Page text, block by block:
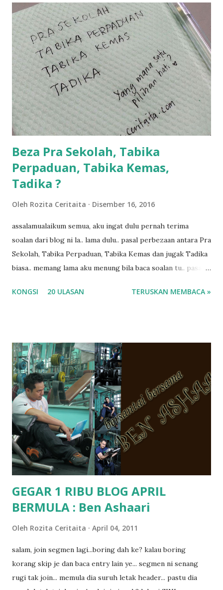
balik keja aku ajak la shah singgah Giant beli barang
sikit...dalam perjalanan dari dalam kereta tu biasalah kan
kami memang akan pimpin anak-anak jalan sampai masuk
dalam... dan kebiasanya bagi anak 4 macam kami ni bahagi-
bahagi lah siapa nak pimpin siapa... dan biasanya aku akan
dukung adik hadi sambil pimpin kakak husna... yang abg
ngah dengan abg long terserah pada shah la pulak.. tapi
kalau ikut anak-anak semua nak ummi pimpin... ajer rebeh
ba...
Beza Pra Sekolah, Tabika
Perpaduan, Tabika Kemas,
Tadika ?
Oleh Rozita Ceritaita Disember 16, 2016
assalamualaikum semua, aku ingat dulu pernah terima
soalan dari blog ni la.. lama dulu.. pasal perbezaan antara Pra
Sekolah, Tabika Perpaduan, Tabika Kemas dan jugak Tadika
biasa.. memang lama aku menung bila baca soalan tu.. pasal
ko.. masa tu aku baru je ada anak sorang dan aku hentam je
tanya sapa-sapa pun masa tu.. bila fikir-fikirkan balik terasa
jugak masa alahai teruknya kami sebagai ibubapa.. dan kami
terasa jugak semakin teruk bila abg long dah masuk 2 tahun
kat salah satu tadika swasta ni.. tapi nampaknya kenal huruf
pun tak tau.. pengsan aku bila ingat balik.. aku mula fikir
mungkin sebab abg long sendiri jenis budak yang ada
masalah dyslexia.. tapi minor la.. nanti la aku cerita pasal
dyslexia tu.. lepas tu kami buat keputusan pu...
KONGSI 20 ULASAN TERUSKAN MEMBACA »
GEGAR 1 RIBU BLOG APRIL
BERMULA : Ben Ashaari
Oleh Rozita Ceritaita April 04, 2011
salam, join segmen lagi...boring dah ke? kalau boring
korang skip je dan baca entry lain ye... segmen ni senang
rugi tak join... memula dia suruh letak header... pastu dia